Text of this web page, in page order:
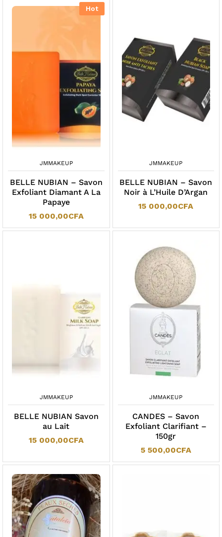
Hot
JMMAKEUP
BELLE NUBIAN – Savon
Exfoliant Diamant A La
Papaye
15 000,00CFA
JMMAKEUP
BELLE NUBIAN – Savon
Noir à L’Huile D’Argan
15 000,00CFA
JMMAKEUP
BELLE NUBIAN Savon
au Lait
15 000,00CFA
JMMAKEUP
CANDES – Savon
Exfoliant Clarifiant –
150gr
5 500,00CFA